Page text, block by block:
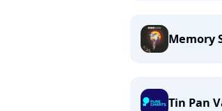
Memory
Tin Pan